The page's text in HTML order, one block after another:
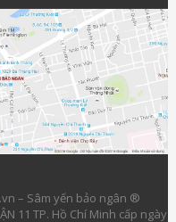
– Sâm yến bảo ngân ®
11 TP. Hồ Chí Minh cấp ngày